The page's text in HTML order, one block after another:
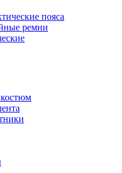
пояса
ремни